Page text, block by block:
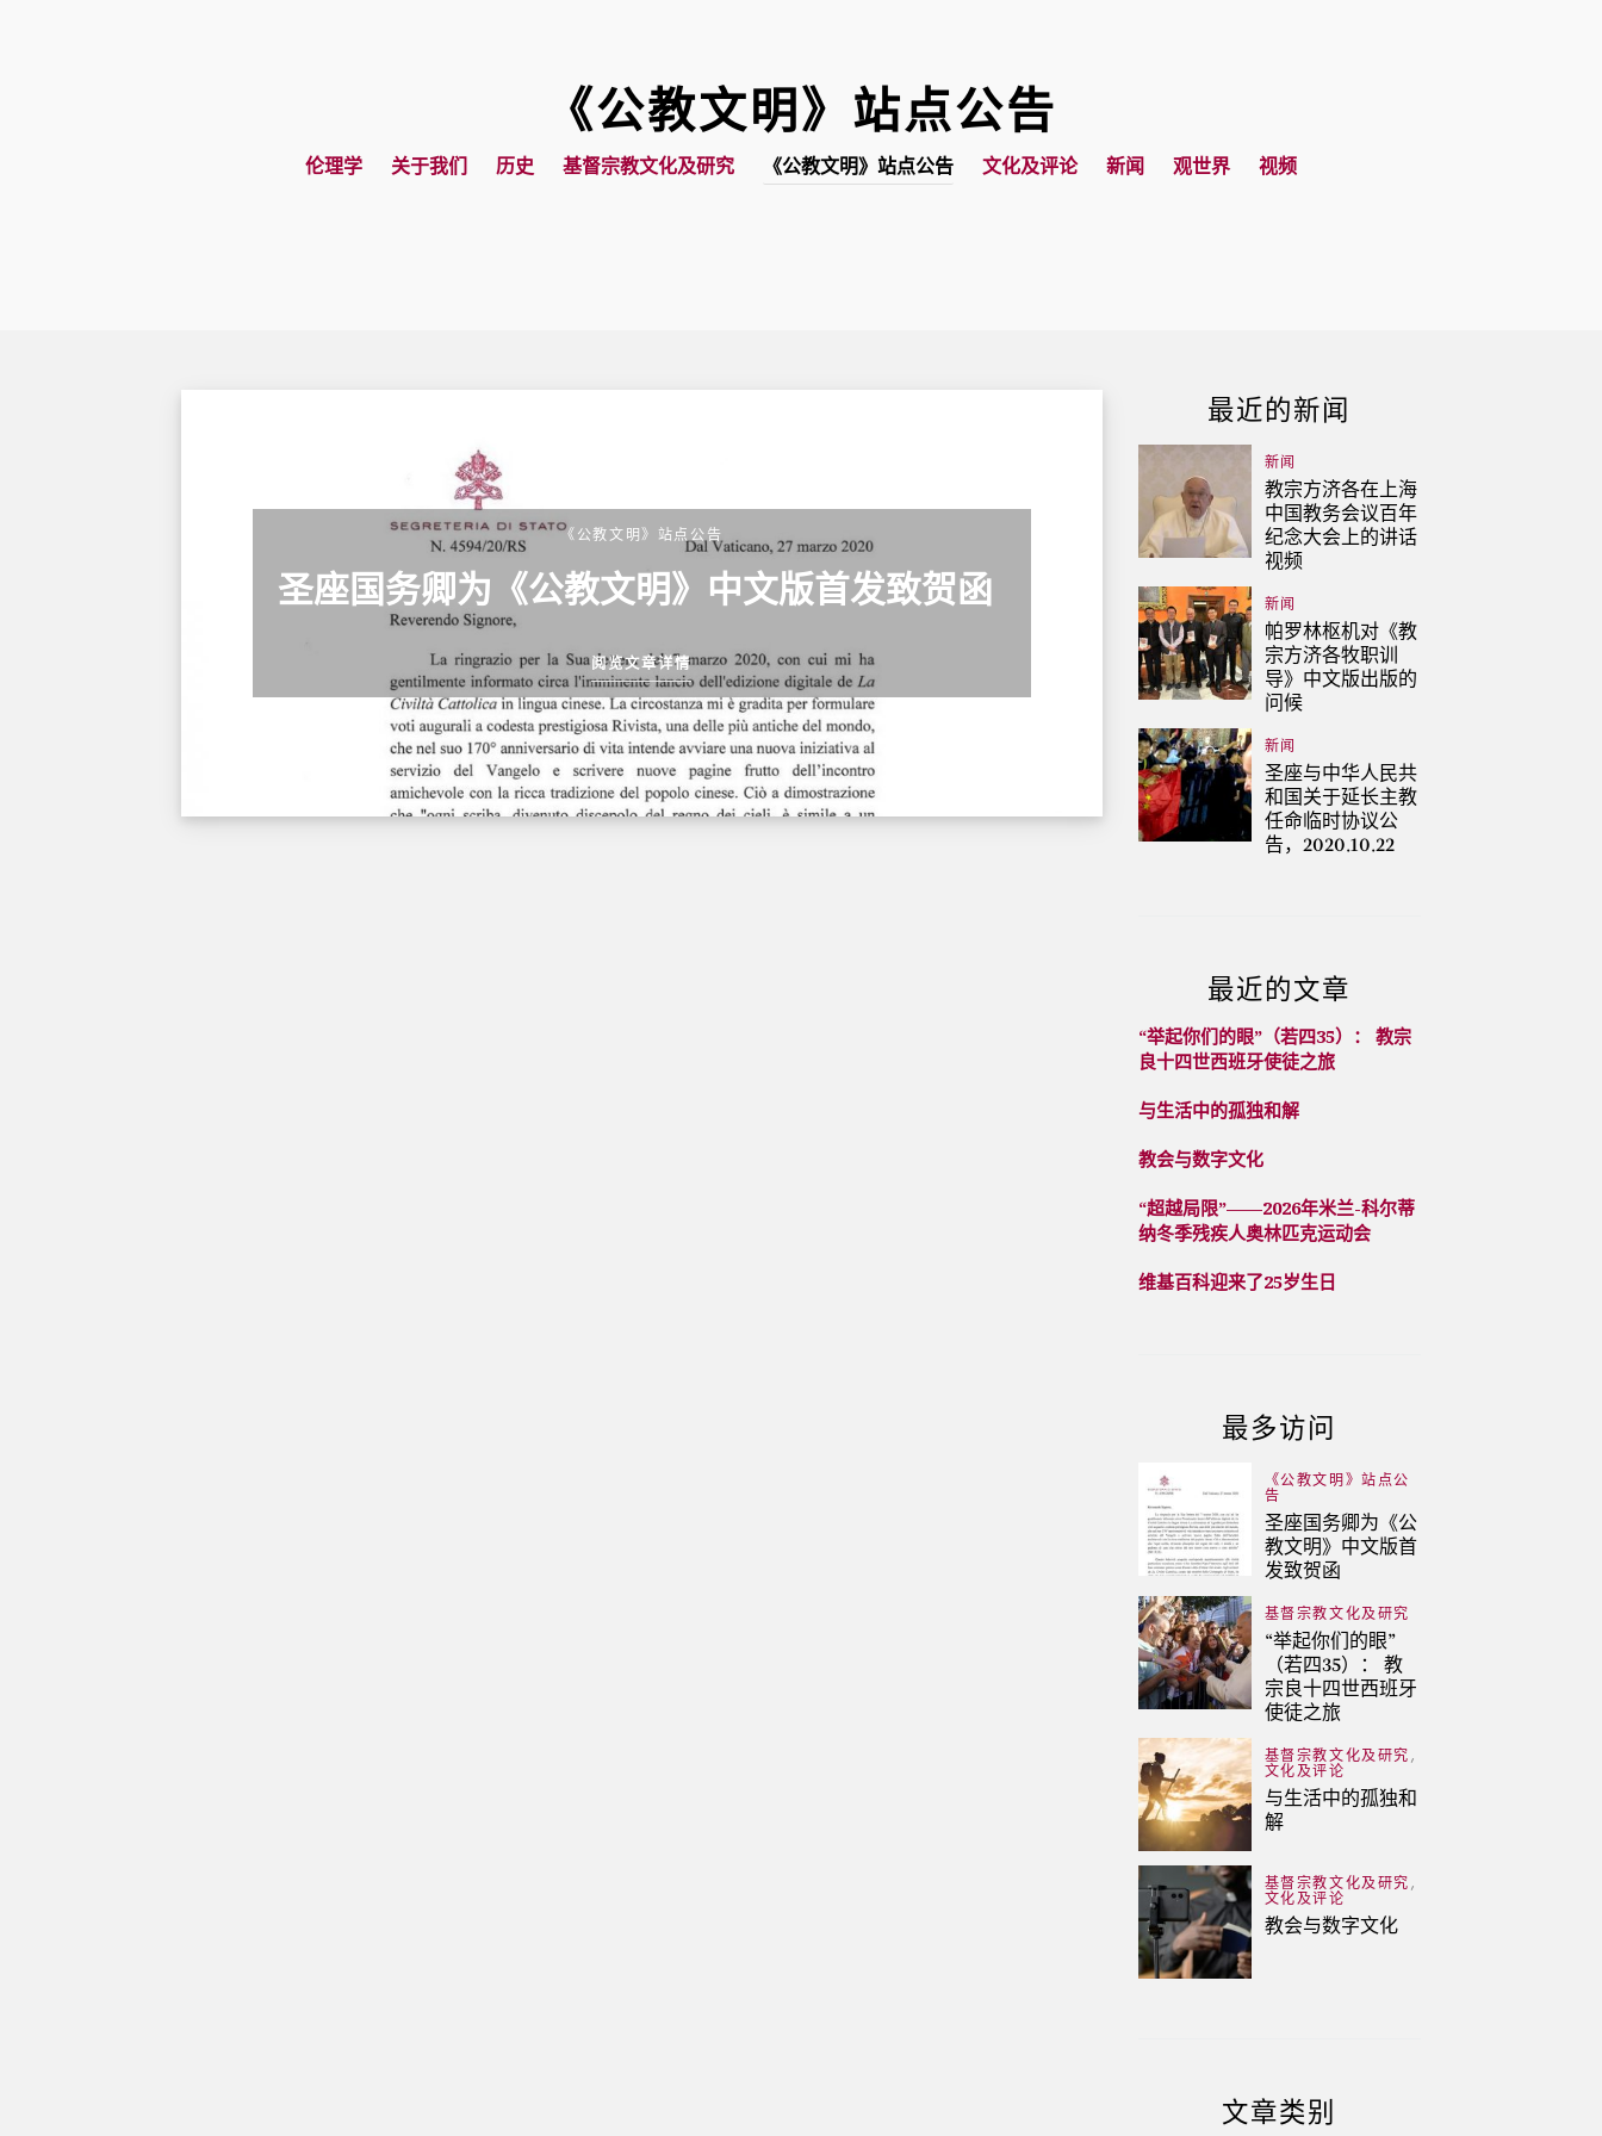
《公教文明》站点公告
伦理学 关于我们 历史 基督宗教文化及研究 《公教文明》站点公告 文化及评论 新闻 观世界 视频
《公教文明》站点公告
圣座国务卿为《公教文明》中文版首发致贺函
阅览文章详情
最近的新闻
新闻
教宗方济各在上海
中国教务会议百年
纪念大会上的讲话
视频
新闻
帕罗林枢机对《教
宗方济各牧职训
导》中文版出版的
问候
新闻
圣座与中华人民共
和国关于延长主教
任命临时协议公
告，2020.10.22
最近的文章
“举起你们的眼”（若四35）： 教宗
良十四世西班牙使徒之旅
与生活中的孤独和解
教会与数字文化
“超越局限”——2026年米兰-科尔蒂
纳冬季残疾人奥林匹克运动会
维基百科迎来了25岁生日
最多访问
《公教文明》站点公
告
圣座国务卿为《公
教文明》中文版首
发致贺函
基督宗教文化及研究
“举起你们的眼”
（若四35）： 教
宗良十四世西班牙
使徒之旅
基督宗教文化及研究 ,
文化及评论
与生活中的孤独和
解
基督宗教文化及研究 ,
文化及评论
教会与数字文化
文章类别